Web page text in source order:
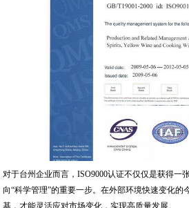
对于台州企业而言，ISO9000认证不仅仅是获得一
向“科学管理”的重要一步。在外部环境快速变化的
基，才能灵活应对市场变化，实现高质量发展。